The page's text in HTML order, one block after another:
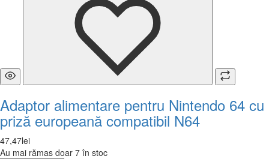
Adaptor alimentare pentru Nintendo 64 cu
priză europeană compatibil N64
47,47lei
Au mai rămas doar 7 în stoc